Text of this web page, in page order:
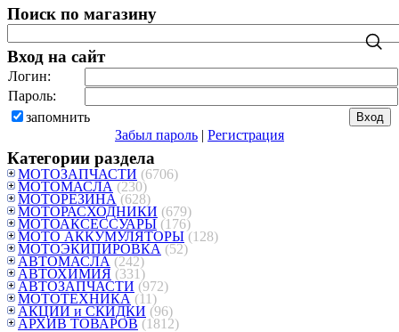
Поиск по магазину
Вход на сайт
Логин:
Пароль:
запомнить
Забыл пароль | Регистрация
Категории раздела
МОТОЗАПЧАСТИ (6706)
МОТОМАСЛА (230)
МОТОРЕЗИНА (628)
МОТОРАСХОДНИКИ (679)
МОТОАКСЕССУАРЫ (176)
МОТО АККУМУЛЯТОРЫ (128)
МОТОЭКИПИРОВКА (52)
АВТОМАСЛА (242)
АВТОХИМИЯ (331)
АВТОЗАПЧАСТИ (972)
МОТОТЕХНИКА (11)
АКЦИИ и СКИДКИ (96)
АРХИВ ТОВАРОВ (1812)